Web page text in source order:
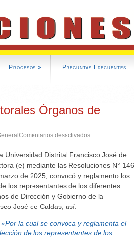
Procesos » Preguntas Frecuentes
Órganos de
Comentarios desactivados
Universidad Distrital Francisco José de
(e) mediante las Resoluciones N° 146,
de 2025, convocó y reglamento los
los representantes de los diferentes
de Dirección y Gobierno de la
José de Caldas, así:
«Por la cual se convoca y reglamenta el
de los representantes de los